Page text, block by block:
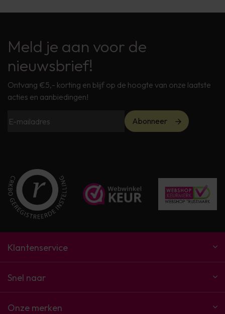
Meld je aan voor de
nieuwsbrief!
Ontvang €5,- korting en blijf op de hoogte van onze laatste
acties en aanbiedingen!
Abonneer
Klantenservice
Snel naar
Onze merken